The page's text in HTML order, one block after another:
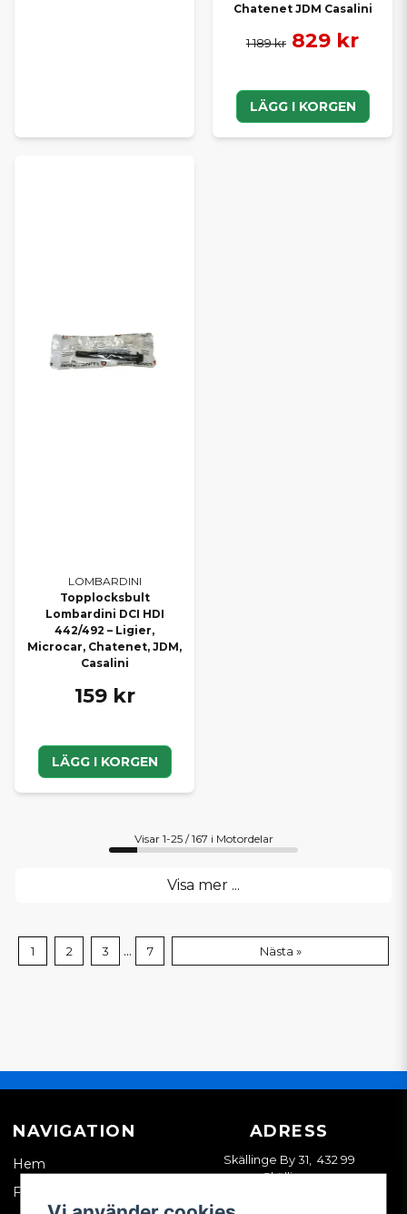
Chatenet JDM Casalini
1 189 kr 829 kr
LÄGG I KORGEN
LOMBARDINI
Topplocksbult
Lombardini DCI HDI
442/492 – Ligier,
Microcar, Chatenet, JDM,
Casalini
159 kr
LÄGG I KORGEN
Visar 1-25 / 167 i Motordelar
Visa mer ...
1 2 3 ... 7 Nästa »
NAVIGATION
Hem
Företagskund
ADRESS
Skällinge By 31, 432 99
Skällinge